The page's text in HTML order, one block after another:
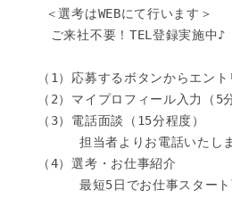
＜選考はWEBにて行います＞
ご来社不要！TEL登録実施中♪
（1）応募するボタンからエント
（2）マイプロフィール入力（5
（3）電話面談（15分程度）
担当者よりお電話いたしま
（4）選考・お仕事紹介
最短5日でお仕事スタート